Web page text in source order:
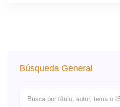
Búsqueda General